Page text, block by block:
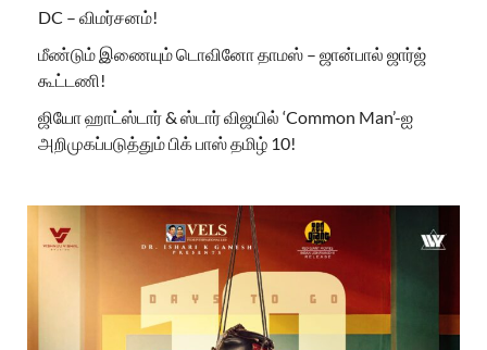
DC – விமர்சனம்!
மீண்டும் இணையும் டொவினோ தாமஸ் – ஜான்பால் ஜார்ஜ்
கூட்டணி!
ஜியோ ஹாட்ஸ்டார் & ஸ்டார் விஜயில் ‘Common Man’-ஐ
அறிமுகப்படுத்தும் பிக் பாஸ் தமிழ் 10!